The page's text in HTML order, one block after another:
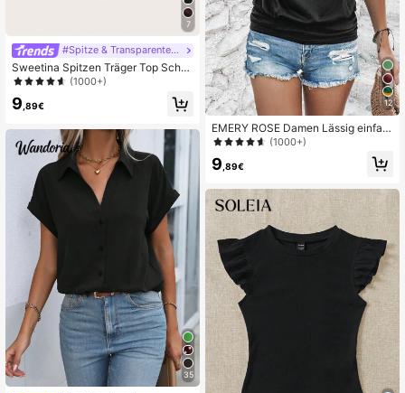
7
#Spitze & Transparente Stile
Sweetina Spitzen Träger Top Schw
arz Corsage(1000+)
9 ,89€
35
12
EMERY ROSE Damen Lässig einfarb
iges gerafftes Camisole Top
(1000+)
9 ,89€